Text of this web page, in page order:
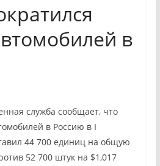
в
служба сообщает, что
в Россию в I
44 700 единиц на общую
52 700 штук на $1,017